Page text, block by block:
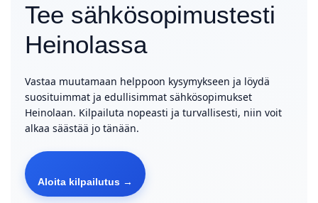
Tee sähkösopimustesti
Heinolassa
Vastaa muutamaan helppoon kysymykseen ja löydä
suosituimmat ja edullisimmat sähkösopimukset
Heinolaan. Kilpailuta nopeasti ja turvallisesti, niin voit
alkaa säästää jo tänään.
Aloita kilpailutus →